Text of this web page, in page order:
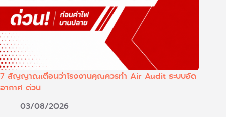
7 สัญญาณเตือนว่าโรงงานคุณควรทำ Air Audit ระบบอัด
อากาศ ด่วน
03/08/2026